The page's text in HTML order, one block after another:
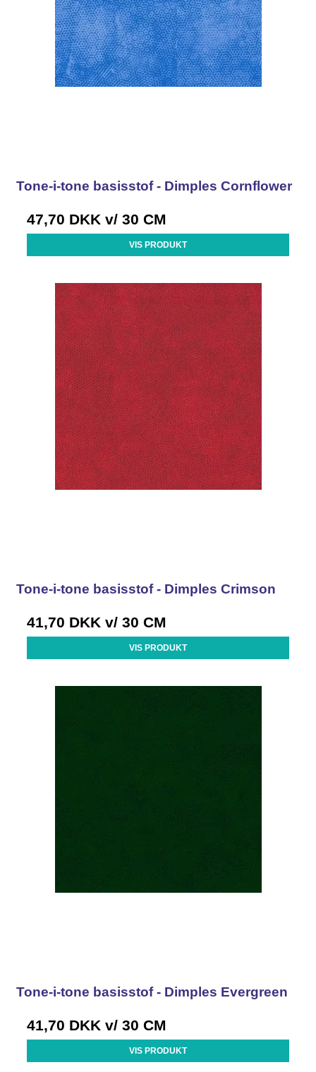
Tone-i-tone basisstof - Dimples Cornflower
47,70 DKK v/ 30 CM
VIS PRODUKT
Tone-i-tone basisstof - Dimples Crimson
41,70 DKK v/ 30 CM
VIS PRODUKT
Tone-i-tone basisstof - Dimples Evergreen
41,70 DKK v/ 30 CM
VIS PRODUKT